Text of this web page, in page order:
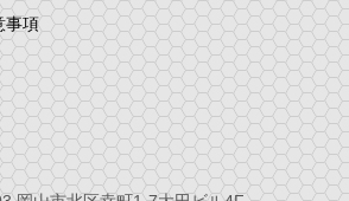
事項